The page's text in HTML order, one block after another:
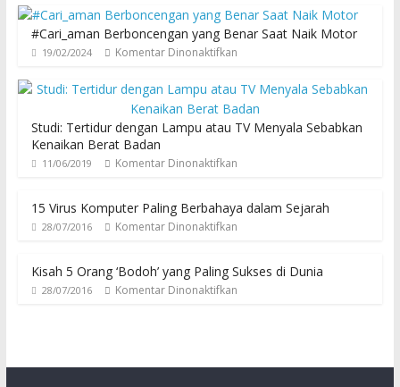
#Cari_aman Berboncengan yang Benar Saat Naik Motor
19/02/2024 Komentar Dinonaktifkan
Studi: Tertidur dengan Lampu atau TV Menyala Sebabkan
Kenaikan Berat Badan
11/06/2019 Komentar Dinonaktifkan
15 Virus Komputer Paling Berbahaya dalam Sejarah
28/07/2016 Komentar Dinonaktifkan
Kisah 5 Orang ‘Bodoh’ yang Paling Sukses di Dunia
28/07/2016 Komentar Dinonaktifkan